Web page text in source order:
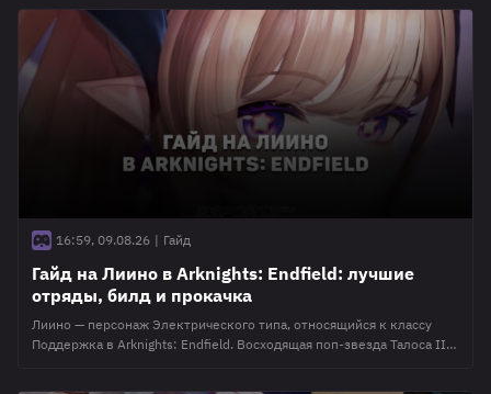
16:59, 09.08.26 | Гайд
Гайд на Лиино в Arknights: Endfield: лучшие
отряды, билд и прокачка
Лиино — персонаж Электрического типа, относящийся к классу
Поддержка в Arknights: Endfield. Восходящая поп-звезда Талоса II